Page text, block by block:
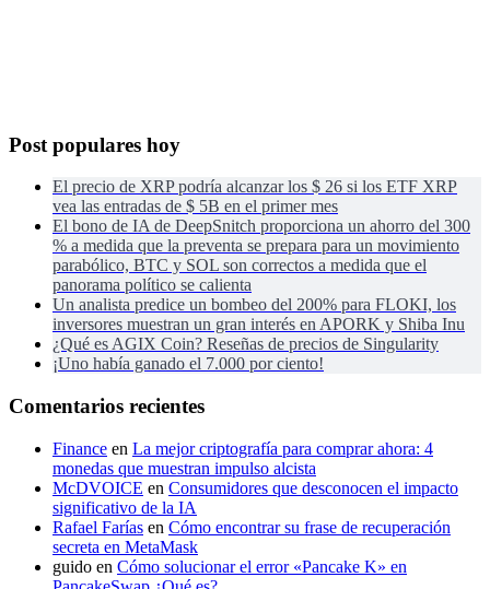
Post populares hoy
El precio de XRP podría alcanzar los $ 26 si los ETF XRP
vea las entradas de $ 5B en el primer mes
El bono de IA de DeepSnitch proporciona un ahorro del 300
% a medida que la preventa se prepara para un movimiento
parabólico, BTC y SOL son correctos a medida que el
panorama político se calienta
Un analista predice un bombeo del 200% para FLOKI, los
inversores muestran un gran interés en APORK y Shiba Inu
¿Qué es AGIX Coin? Reseñas de precios de Singularity
¡Uno había ganado el 7.000 por ciento!
Comentarios recientes
Finance en La mejor criptografía para comprar ahora: 4
monedas que muestran impulso alcista
McDVOICE en Consumidores que desconocen el impacto
significativo de la IA
Rafael Farías en Cómo encontrar su frase de recuperación
secreta en MetaMask
guido en Cómo solucionar el error «Pancake K» en